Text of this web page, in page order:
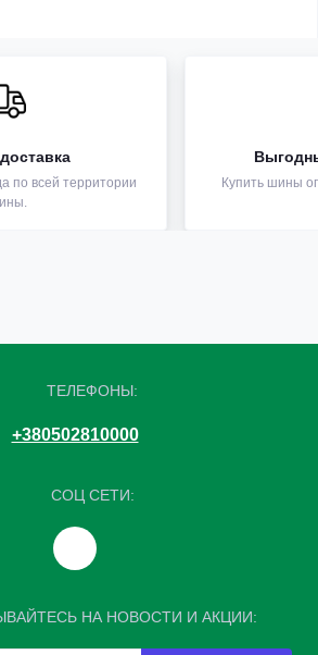
по всей территории
Купить шины
ТЕЛЕФОНЫ:
+380502810000
СОЦ СЕТИ:
НА НОВОСТИ И АКЦИИ: